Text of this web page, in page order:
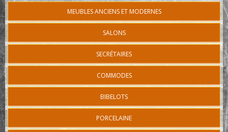
MEUBLES ANCIENS ET MODERNES
SALONS
SECRÉTAIRES
COMMODES
BIBELOTS
PORCELAINE